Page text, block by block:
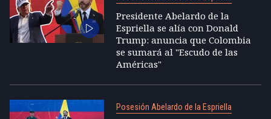
Presidente Abelardo de la
Espriella se alía con Donald
Trump: anuncia que Colombia
se sumará al "Escudo de las
Américas"
Posesión Abelardo de la Espriella